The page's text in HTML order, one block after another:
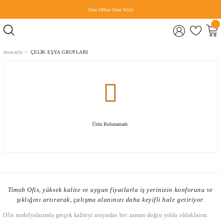
Your Office Your Style
Anasayfa ÇELİK EŞYA GRUPLARI
Ürün Bulunamadı.
Timob Ofis, yüksek kalite ve uygun fiyatlarla iş yerinizin konforunu ve
şıklığını artırarak, çalışma alanınızı daha keyifli hale getiriyor.
Ofis mobilyalarında gerçek kaliteyi arayanlar her zaman doğru yolda olduklarını